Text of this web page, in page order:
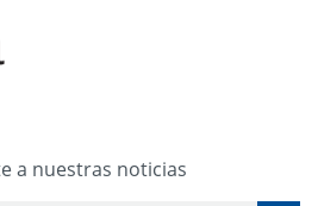
a nuestras noticias